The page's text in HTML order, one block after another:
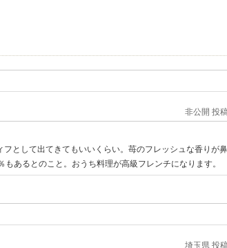
非公開 投
として出てきてもいいくらい。苺のフレッシュな香りが
あるとのこと。おうち料理が高級フレンチになります。
埼玉県 投